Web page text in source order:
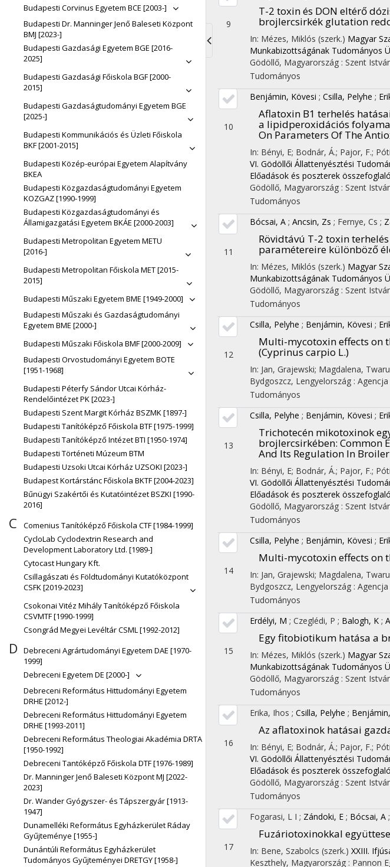
Toggle
navigation
Budapesti Corvinus Egyetem BCE [2003-]
Budapesti Dr. Manninger Jenő Baleseti Központ
BMJ [2023-]
Budapesti Gazdasági Egyetem BGE [2016-
2025]
Budapesti Gazdasági Főiskola BGF [2000-
2015]
Budapesti Gazdaságtudományi Egyetem BGE
[2025-]
Budapesti Kommunikációs és Üzleti Főiskola
BKF [2001-2015]
Budapesti Közép-európai Egyetem Alapítvány
BKEA
Budapesti Közgazdaságtudományi Egyetem
KOZGAZ [1990-1999]
Budapesti Közgazdaságtudományi és
Államigazgatási Egyetem BKÁE [2000-2003]
Budapesti Metropolitan Egyetem METU
[2016-]
Budapesti Metropolitan Főiskola MET [2015-
2015]
Budapesti Műszaki Egyetem BME [1949-2000]
Budapesti Műszaki és Gazdaságtudományi
Egyetem BME [2000-]
Budapesti Műszaki Főiskola BMF [2000-2009]
Budapesti Orvostudományi Egyetem BOTE
[1951-1968]
Budapesti Péterfy Sándor Utcai Kórház-
Rendelőintézet PK [2023-]
Budapesti Szent Margit Kórház BSZMK [1897-]
Budapesti Tanítóképző Főiskola BTF [1975-1999]
Budapesti Tanítóképző Intézet BTI [1950-1974]
Budapesti Történeti Múzeum BTM
Budapesti Uzsoki Utcai Kórház UZSOKI [2023-]
Budapest Kortárstánc Főiskola BKTF [2004-2023]
Bűnügyi Szakértői és Kutatóintézet BSZKI [1990-
2016]
C
Comenius Tanítóképző Főiskola CTF [1984-1999]
CycloLab Cyclodextrin Research and
Development Laboratory Ltd. [1989-]
Cytocast Hungary Kft.
Csillagászati és Földtudományi Kutatóközpont
CSFK [2019-2023]
Csokonai Vitéz Mihály Tanítóképző Főiskola
CSVMTF [1990-1999]
Csongrád Megyei Levéltár CSML [1992-2012]
D
Debreceni Agrártudományi Egyetem DAE [1970-
1999]
Debreceni Egyetem DE [2000-]
Debreceni Református Hittudományi Egyetem
DRHE [2012-]
Debreceni Református Hittudományi Egyetem
DRHE [1993-2011]
Debreceni Református Theologiai Akadémia DRTA
[1950-1992]
Debreceni Tantóképző Főiskola DTF [1976-1989]
Dr. Manninger Jenő Baleseti Központ MJ [2022-
2023]
Dr. Wander Gyógyszer- és Tápszergyár [1913-
1947]
Dunamelléki Református Egyházkerület Ráday
Gyűjteménye [1955-]
Dunántúli Református Egyházkerület
Tudományos Gyűjteményei DRETGY [1958-]
9
T-2 toxin és DON eltérő
brojlercsirkék glutation
In: Mézes, Miklós (szerk.) Magyar
Munkabizottságának Tudományos
Gödöllő, Magyarország : Szent
Tudományos
10
Benjámin, Kövesi ; Csilla, Pelyhe ;
Aflatoxin B1 terhelés
a lipidperoxidációs
On Parameters Of The
In: Bényi, E; Bodnár, Á.; Pajor, F.;
VI. Gödöllői Állattenyésztési
Előadások és poszterek
Gödöllő, Magyarország : Szent
Tudományos
11
Bócsai, A ; Ancsin, Zs ; Fernye, Cs ;
Rövidtávú T-2 toxin
paramétereire különböző
In: Mézes, Miklós (szerk.) Magyar
Munkabizottságának Tudományos
Gödöllő, Magyarország : Szent
Tudományos
12
Csilla, Pelyhe ; Benjámin, Kövesi ;
Multi-mycotoxin effects on
(Cyprinus carpio L.)
In: Jan, Grajewski; Magdalena,
Bydgoszcz, Lengyelország :
Tudományos
13
Csilla, Pelyhe ; Benjámin, Kövesi ;
Trichotecén mikotoxinok
brojlercsirkében: Common
And Its Regulation In
In: Bényi, E; Bodnár, Á.; Pajor, F.;
VI. Gödöllői Állattenyésztési
Előadások és poszterek
Gödöllő, Magyarország : Szent
Tudományos
14
Csilla, Pelyhe ; Benjámin, Kövesi ;
Multi-mycotoxin effects on
In: Jan, Grajewski; Magdalena,
Bydgoszcz, Lengyelország :
Tudományos
15
Erdélyi, M ; Czeglédi, P ; Balogh, K ;
Egy fitobiotikum hatása a
In: Mézes, Miklós (szerk.) Magyar
Munkabizottságának Tudományos
Gödöllő, Magyarország : Szent
Tudományos
16
Erika, Ihos ; Csilla, Pelyhe ;
Az aflatoxinok hatásai
In: Bényi, E; Bodnár, Á.; Pajor, F.;
VI. Gödöllői Állattenyésztési
Előadások és poszterek
Gödöllő, Magyarország : Szent
Tudományos
17
Fogarasi, L I ; Zándoki, E ; Bócsai, A ;
Fuzáriotoxinokkal
In: Bene, Szabolcs (szerk.) XXIII.
Keszthely, Magyarország : Pannon